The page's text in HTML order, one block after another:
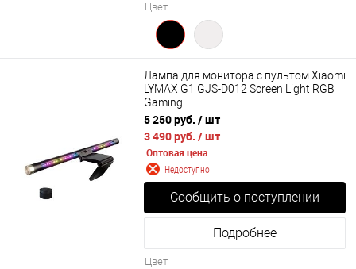
Цвет
Лампа для монитора с пультом Xiaomi
LYMAX G1 GJS-D012 Screen Light RGB
Gaming
5 250 руб. / шт
3 490 руб. / шт
Оптовая цена
Недоступно
Сообщить о поступлении
Подробнее
Цвет